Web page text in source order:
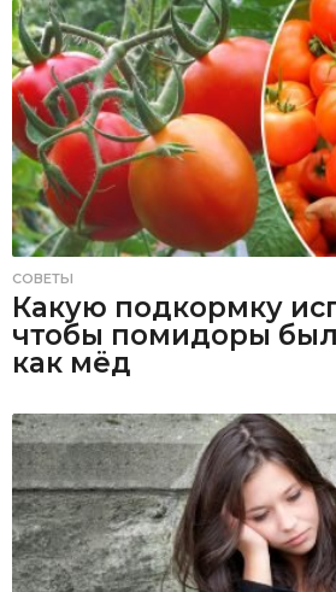
СОВЕТЫ
Какую подкормку
чтобы помидоры
как мёд